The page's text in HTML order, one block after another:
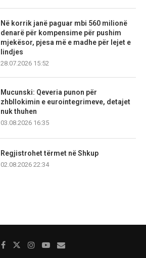
Në korrik janë paguar mbi 560 milionë
denarë për kompensime për pushim
mjekësor, pjesa më e madhe për lejet e
lindjes
28.07.2026 15:52
Mucunski: Qeveria punon për
zhbllokimin e eurointegrimeve, detajet
nuk thuhen
03.08.2026 16:35
Regjistrohet tërmet në Shkup
02.08.2026 22:34